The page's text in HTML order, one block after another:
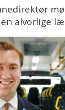
alvorlige